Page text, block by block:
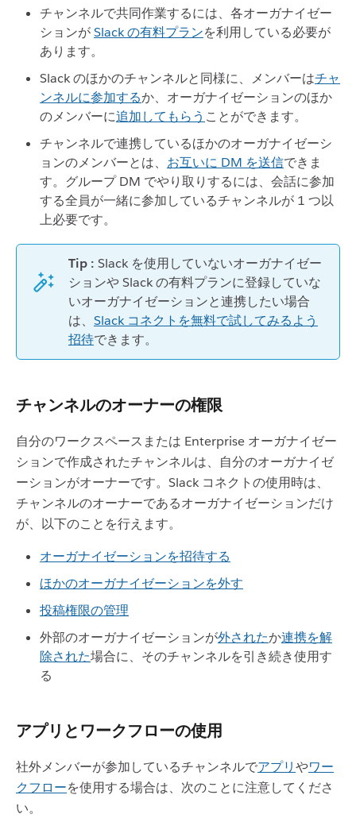
チャンネルで共同作業するには、各オーガナイゼー
ションがSlack の有料プランを利用している必要が
あります。
Slack のほかのチャンネルと同様に、メンバーはチャ
ンネルに参加するか、オーガナイゼーションのほか
のメンバーに追加してもらう ことができます。
チャンネルで連携しているほかのオーガナイゼーシ
ョンのメンバーとは、 お互いに DM を送信できま
す。グループ DM でやり取りするには、会話に参加
する全員が一緒に参加しているチャンネルが 1 つ以
上必要です。
Tip : Slack を使用していないオーガナイゼー
ションや Slack の有料プランに登録していな
いオーガナイゼーションと連携したい場合
は、 Slack コネクトを無料で試してみるよう
招待できます。
チャンネルのオーナーの権限
自分のワークスペースまたは Enterprise オーガナイゼー
ションで作成されたチャンネルは、自分のオーガナイゼ
ーションがオーナーです。Slack コネクトの使用時は、
チャンネルのオーナーであるオーガナイゼーションだけ
が、以下のことを行えます。
オーガナイゼーションを招待する
ほかのオーガナイゼーションを外す
投稿権限の管理
外部のオーガナイゼーションが外されたか連携を解
除された場合に、そのチャンネルを引き続き使用す
る
アプリとワークフローの使用
社外メンバーが参加しているチャンネルでアプリやワー
クフローを使用する場合は、次のことに注意してくださ
い。